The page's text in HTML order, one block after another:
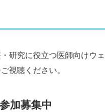
研究に役立つ医師向けウ
視聴ください。
加募集中